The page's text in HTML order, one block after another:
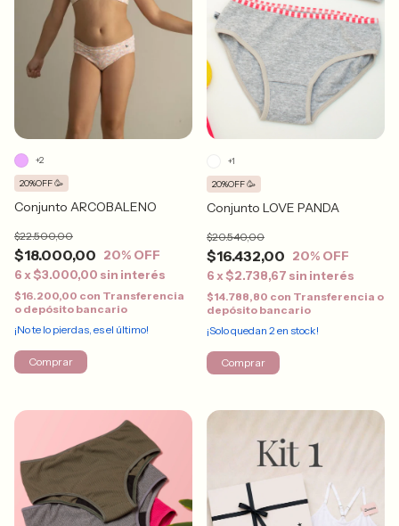
Conjunto ARCOBALENO
$18.000,00
$22.500,00
20% OFF
6 x$3.000,00 sin interés
20%OFF 🥳
$16.200,00 con Transferencia
o depósito bancario
¡No te lo pierdas, es el último!
+2
Comprar
Conjunto LOVE PANDA
$16.432,00
$20.540,00
20% OFF
6 x$2.738,67 sin interés
20%OFF 🥳
$14.788,80 con Transferencia o
depósito bancario
¡Solo quedan 2 en stock!
+1
Comprar